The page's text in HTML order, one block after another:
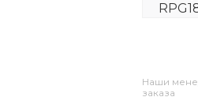
Наши
заказа